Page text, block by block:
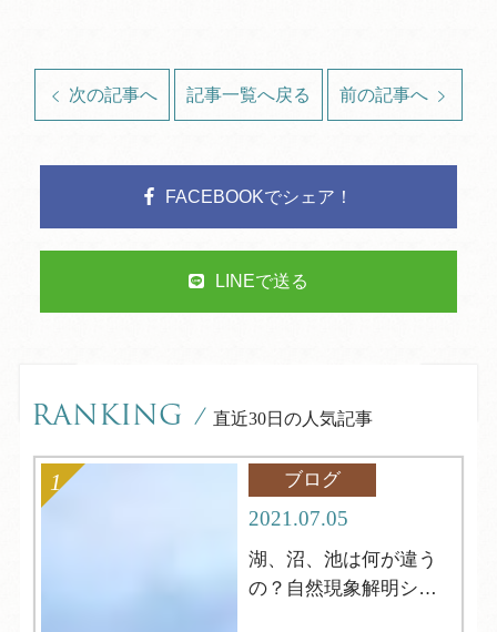
次の記事へ 記事一覧へ戻る 前の記事へ
FACEBOOKでシェア！
LINEで送る
RANKING / 直近30日の人気記事
ブログ
2021.07.05
湖、沼、池は何が違う
の？自然現象解明シリ